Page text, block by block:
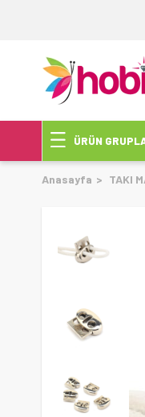
ÜRÜN
Anasayfa TAKI